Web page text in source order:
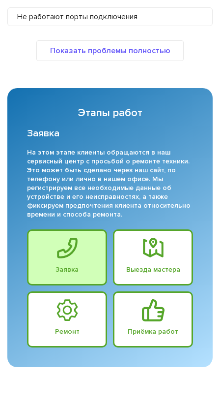
Не работают порты подключения
Этапы работ
Заявка
На этом этапе клиенты обращаются в наш
сервисный центр с просьбой о ремонте техники.
Это может быть сделано через наш сайт, по
телефону или лично в нашем офисе. Мы
регистрируем все необходимые данные об
устройстве и его неисправностях, а также
фиксируем предпочтения клиента относительно
времени и способа ремонта.
Заявка Выезда мастера
Ремонт Приёмка работ